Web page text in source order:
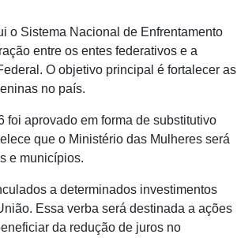
o Sistema Nacional de Enfrentamento
entre os entes federativos e a
O objetivo principal é fortalecer as
no país.
foi aprovado em forma de substitutivo
que o Ministério das Mulheres será
e municípios.
a determinados investimentos
Essa verba será destinada a ações
da redução de juros no